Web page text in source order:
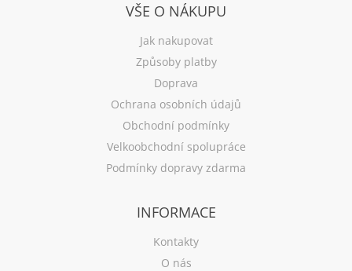
VŠE O NÁKUPU
Jak nakupovat
Způsoby platby
Doprava
Ochrana osobních údajů
Obchodní podmínky
Velkoobchodní spolupráce
Podmínky dopravy zdarma
INFORMACE
Kontakty
O nás